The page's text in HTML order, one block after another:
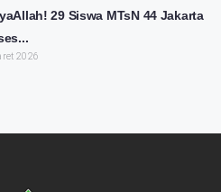
29 Siswa MTsN 44 Jakarta
2026